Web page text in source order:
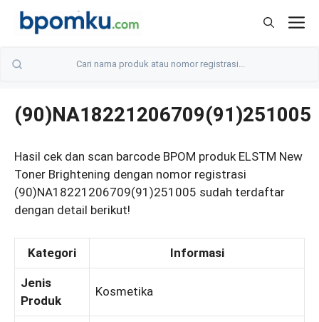
Skip
(90)NA18221206709(91)251005
Hasil cek dan scan barcode BPOM produk ELSTM New
Toner Brightening dengan nomor registrasi
(90)NA18221206709(91)251005 sudah terdaftar
dengan detail berikut!
Kategori Informasi
Jenis
Produk
Kosmetika